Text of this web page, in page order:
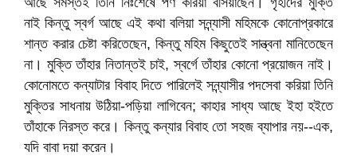
নাই কিন্তু স্বর্গ আছে এই কথা বলিয়া সন্ন্যাসী মহিমকে কোনোপ্রকারে
শান্ত করার চেষ্টা করিতেছেন, কিন্তু মহিম কিছুতেই সান্ত্বনা মানিতেছেন
না। মুক্তি তাঁহার নিতান্তই চাই, স্বর্গে তাঁহার কোনো প্রয়োজন নাই।
কোনোমতে কন্যাটার বিবাহ দিতে পারিলেই সন্ন্যাসীর পদসেবা করিয়া তিনি
মুক্তির সাধনায় উঠিয়া-পড়িয়া লাগিবেন; কাহার সাধ্য আছে ইহা হইতে
তাঁহাকে নিরস্ত করে। কিন্তু কন্যার বিবাহ তো সহজ ব্যাপার নয়--এক,
যদি বাবা দয়া করেন।